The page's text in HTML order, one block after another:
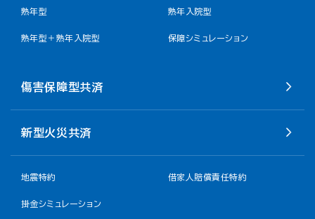
熟年型 熟年入院型
熟年型＋熟年入院型 保障シミュレーション
傷害保障型共済
新型火災共済
地震特約 借家人賠償責任特約
掛金シミュレーション